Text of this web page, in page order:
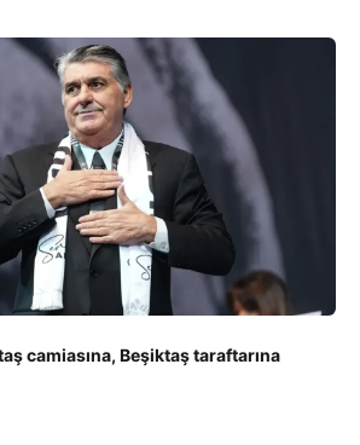
camiasına, Beşiktaş taraftarına